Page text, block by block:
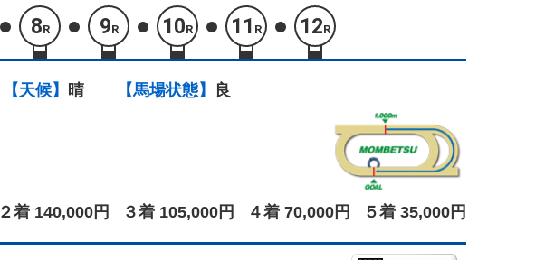
8R 9R 10R 11 R 12R
【天候】 晴 【馬場状態】 良
２着 140,000円 ３着 105,000円 ４着 70,000円 ５着 35,000円